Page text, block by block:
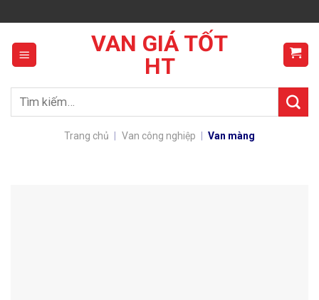
to
content
VAN GIÁ TỐT
HT
Tìm
Trang chủ Van công nghiệp Van màng